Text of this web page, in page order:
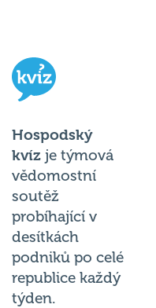
Hospodský
kvíz je týmová
vědomostní
soutěž
probíhající v
desítkách
podniků po celé
republice každý
týden.